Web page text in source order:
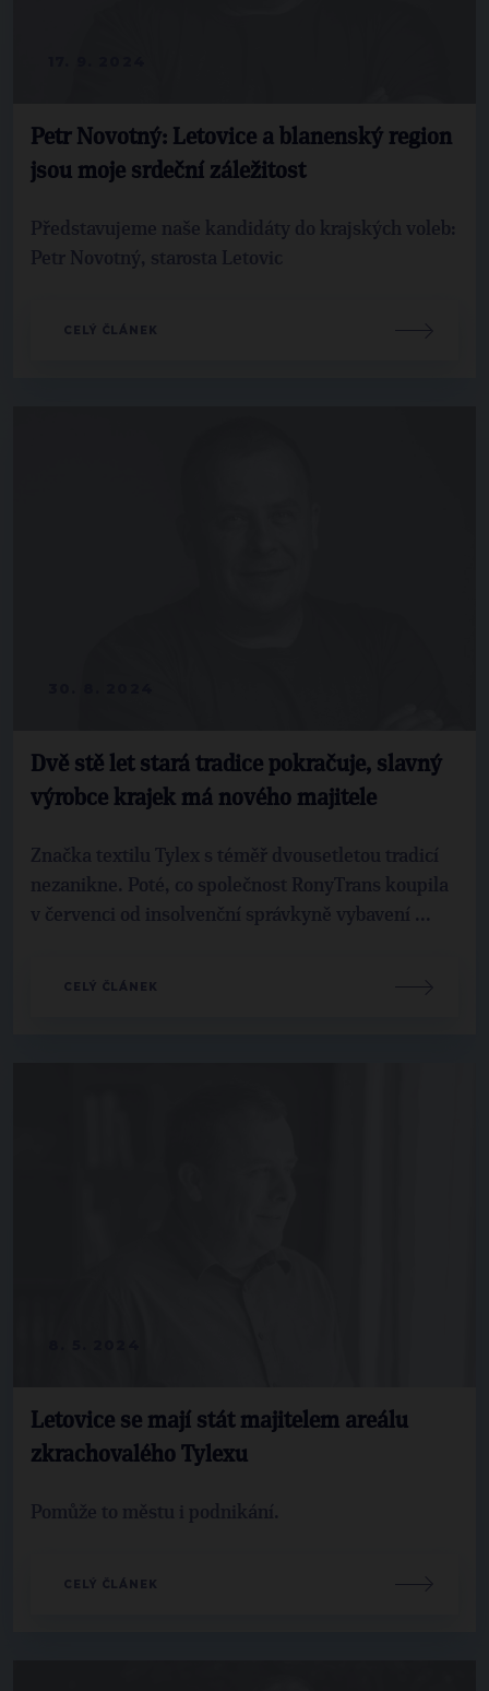
Petr Novotný: Letovice a blanenský region
jsou moje srdeční záležitost
Představujeme naše kandidáty do krajských voleb:
Petr Novotný, starosta Letovic
CELÝ ČLÁNEK
Dvě stě let stará tradice pokračuje, slavný
výrobce krajek má nového majitele
Značka textilu Tylex s téměř dvousetletou tradicí
nezanikne. Poté, co společnost RonyTrans koupila
v červenci od insolvenční správkyně vybavení ...
CELÝ ČLÁNEK
Letovice se mají stát majitelem areálu
zkrachovalého Tylexu
Pomůže to městu i podnikání.
CELÝ ČLÁNEK